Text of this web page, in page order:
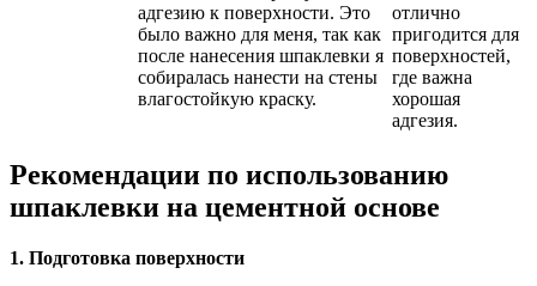
адгезию к поверхности. Это
было важно для меня, так как
после нанесения шпаклевки я
собиралась нанести на стены
влагостойкую краску.
отлично
пригодится для
поверхностей,
где важна
хорошая
адгезия.
Рекомендации по использованию
шпаклевки на цементной основе
1. Подготовка поверхности